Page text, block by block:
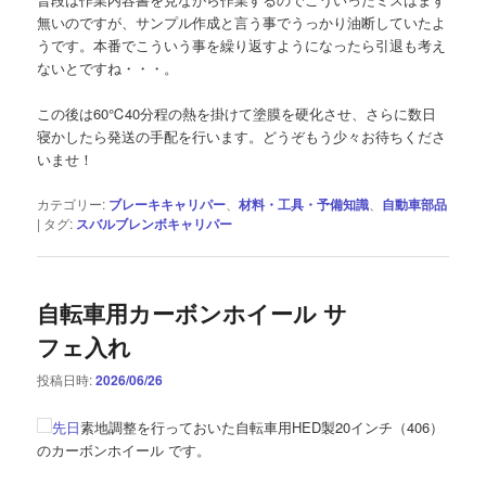
無いのですが、サンプル作成と言う事でうっかり油断していたよ
うです。本番でこういう事を繰り返すようになったら引退も考え
ないとですね・・・。
この後は60℃40分程の熱を掛けて塗膜を硬化させ、さらに数日
寝かしたら発送の手配を行います。どうぞもう少々お待ちくださ
いませ！
カテゴリー: ブレーキキャリパー 、材料・工具・予備知識 自動車部品
| タグ: スバルブレンボキャリパー
自転車用カーボンホイール サ
フェ入れ
投稿日時:2026/06/26
先日素地調整を行っておいた自転車用HED製20インチ（406）
のカーボンホイール です。